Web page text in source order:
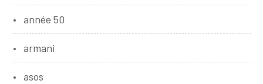
année 50
armani
asos